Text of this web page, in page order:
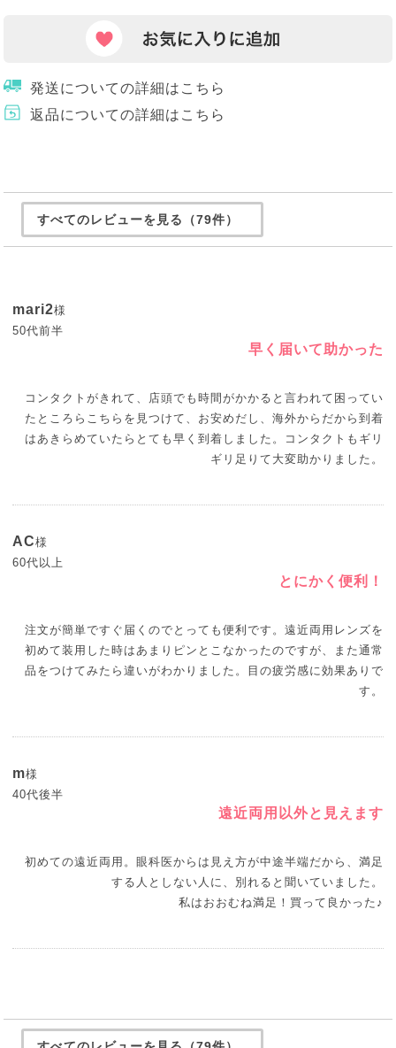
発送についての詳細はこちら
返品についての詳細はこちら
すべてのレビューを見る（79件）
mari2様
50代前半
早く届いて助かった
コンタクトがきれて、店頭でも時間がかかると言われて困ってい
たところらこちらを見つけて、お安めだし、海外からだから到着
はあきらめていたらとても早く到着しました。コンタクトもギリ
ギリ足りて大変助かりました。
AC様
60代以上
とにかく便利！
注文が簡単ですぐ届くのでとっても便利です。遠近両用レンズを
初めて装用した時はあまりピンとこなかったのですが、また通常
品をつけてみたら違いがわかりました。目の疲労感に効果ありで
す。
m様
40代後半
遠近両用以外と見えます
初めての遠近両用。眼科医からは見え方が中途半端だから、満足
する人としない人に、別れると聞いていました。
私はおおむね満足！買って良かった♪